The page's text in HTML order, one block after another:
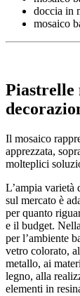
doccia in
mosaico
Piastrelle
Il mosaico
apprezzata,
molteplici
L’ampia varietà
sul mercato è
per quanto
e il budget.
per l’ambiente
vetro colorato,
metallo, ai
legno, alla
elementi in